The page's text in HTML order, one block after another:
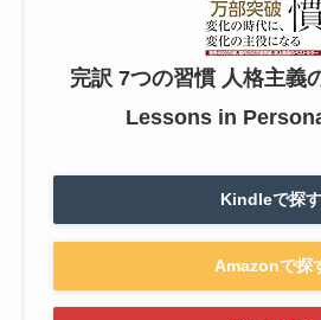
完訳 7つの習慣 人格主義
Lessons in
Kindleで探す
Amazonで探